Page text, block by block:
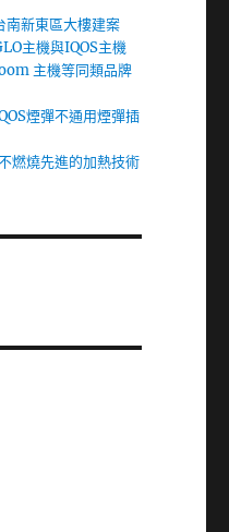
南新東區大樓建案
主機與IQOS主機
主機等同類品牌
煙彈不通用煙彈插
燃燒先進的加熱技術